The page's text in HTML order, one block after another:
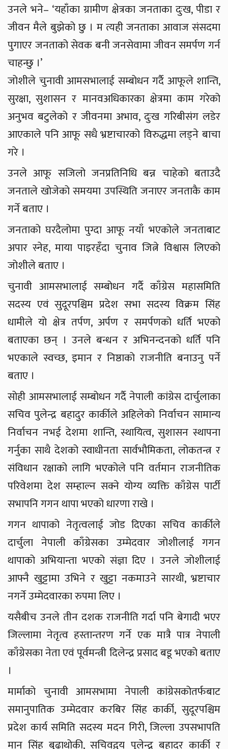
उनले भने– ‘यहाँका ग्रामीण क्षेत्रका जनताका दुःख, पीडा र
जीवन मैले बुझेको छु । म त्यही जनताका आवाज संसदमा
पुगाएर जनताको सेवक बनी जनसेवामा जीवन समर्पण गर्न
चाहन्छु ।’
जोशीले चुनावी आमसभालाई सम्बोधन गर्दै आफूले शान्ति,
सुरक्षा, सुशासन र मानवअधिकारका क्षेत्रमा काम गरेको
अनुभव बटुलेको र जीवनमा अभाव, दुःख गरिबीसंग लडेर
आएकाले पनि आफू सधै भ्रष्टाचारको विरुद्धमा लड्ने बाचा
गरे ।
उनले आफू सजिलो जनप्रतिनिधि बन्न चाहेको बताउदै
जनताले खोजेको समयमा उपस्थिति जनाएर जनताकै काम
गर्ने बताए ।
जनताको घरदैलोमा पुग्दा आफू नयाँ भएकोले जनताबाट
अपार स्नेह, माया पाइरहँदा चुनाव जित्ने विश्वास लिएको
जोशीले बताए ।
चुनावी आमसभालाई सम्बोधन गर्दै काँग्रेस महासमिति
सदस्य एवं सुदूरपश्चिम प्रदेश सभा सदस्य विक्रम सिंह
धामीले यो क्षेत्र तर्पण, अर्पण र समर्पणको धर्ति भएको
बताएका छन् । उनले बन्धन र अभिनन्दनको धर्ति पनि
भएकाले स्वच्छ, इमान र निष्ठाको राजनीति बनाउनु पर्ने
बताए ।
सोही आमसभालाई सम्बोधन गर्दै नेपाली कांग्रेस दार्चुलाका
सचिव पुलेन्द्र बहादुर कार्कीले अहिलेको निर्वाचन सामान्य
निर्वाचन नभई देशमा शान्ति, स्थायित्व, सुशासन स्थापना
गर्नुका साथै देशको स्वाधीनता सार्वभौमिकता, लोकतन्त्र र
संविधान रक्षाको लागि भएकोले पनि वर्तमान राजनीतिक
परिवेशमा देश सम्हाल्न सक्ने योग्य व्यक्ति काँग्रेस पार्टी
सभापनि गगन थापा भएको धारणा राखे ।
गगन थापाको नेतृत्वलाई जोड दिएका सचिव कार्कीले
दार्चुला नेपाली काँग्रेसका उम्मेदवार जोशीलाई गगन
थापाको अभियान्ता भएको संज्ञा दिए । उनले जोशीलाई
आफ्नै खुट्टामा उभिने र खुट्टा नकमाउने सारथी, भ्रष्टाचार
नगर्ने उम्मेदवारका रुपमा लिए ।
यसैबीच उनले तीन दशक राजनीति गर्दा पनि बेगादी भएर
जिल्लामा नेतृत्व हस्तान्तरण गर्ने एक मात्रै पात्र नेपाली
काँग्रेसका नेता एवं पूर्वमन्त्री दिलेन्द्र प्रसाद बडू भएको बताए
।
मार्माको चुनावी आमसभामा नेपाली कांग्रेसकोतर्फबाट
समानुपातिक उम्मेदवार करबिर सिंह कार्की, सुदूरपश्चिम
प्रदेश कार्य समिति सदस्य मदन गिरी, जिल्ला उपसभापति
मान सिंह बुढाथोकी, सचिवद्वय पुलेन्द्र बहादुर कार्की र